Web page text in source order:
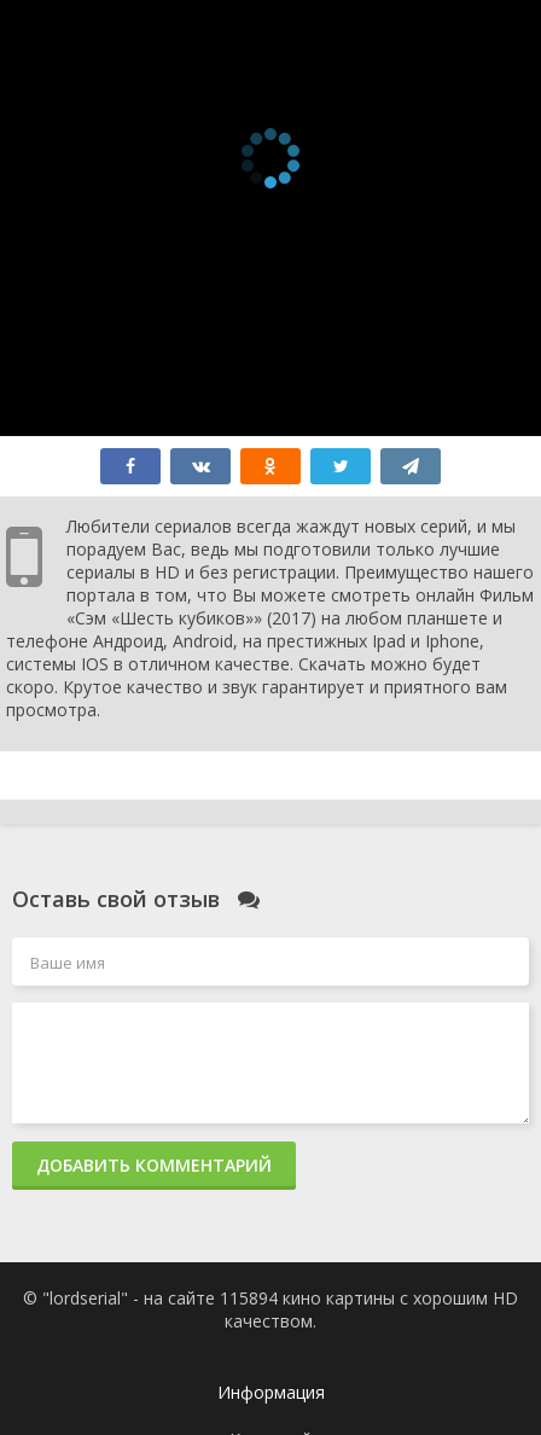
Любители сериалов всегда жаждут новых серий, и мы
порадуем Вас, ведь мы подготовили только лучшие
сериалы в HD и без регистрации. Преимущество нашего
портала в том, что Вы можете смотреть онлайн Фильм
«Сэм «Шесть кубиков»» (2017) на любом планшете и
телефоне Андроид, Android, на престижных Ipad и Iphone,
системы IOS в отличном качестве. Скачать можно будет
скоро. Крутое качество и звук гарантирует и приятного вам
просмотра.
Оставь свой отзыв
ДОБАВИТЬ КОММЕНТАРИЙ
© "lordserial" - на сайте 115894 кино картины с хорошим HD
качеством.
Информация